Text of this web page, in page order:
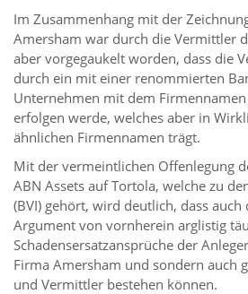
Im Zusammenhang mit der
Amersham war durch die Vermittler
aber vorgegaukelt worden, dass die
durch ein mit einer renommierten
Unternehmen mit dem Firmennamen
erfolgen werde, welches aber in
ähnlichen Firmennamen trägt.
Mit der vermeintlichen Offenlegung
ABN Assets auf Tortola, welche zu
(BVI) gehört, wird deutlich, dass auch
Argument von vornherein arglistig
Schadensersatzansprüche der
Firma Amersham und sondern auch
und Vermittler bestehen können.